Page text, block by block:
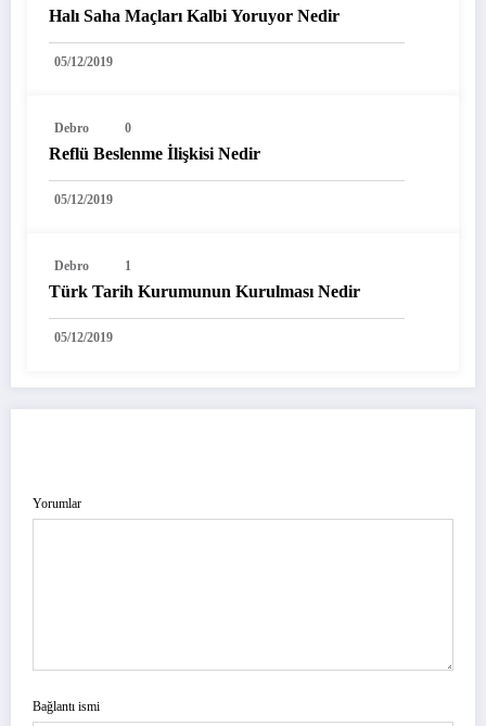
Halı Saha Maçları Kalbi Yoruyor Nedir
05/12/2019
Debro 0
Reflü Beslenme İlişkisi Nedir
05/12/2019
Debro 1
Türk Tarih Kurumunun Kurulması Nedir
05/12/2019
Yorumlar
Bağlantı ismi